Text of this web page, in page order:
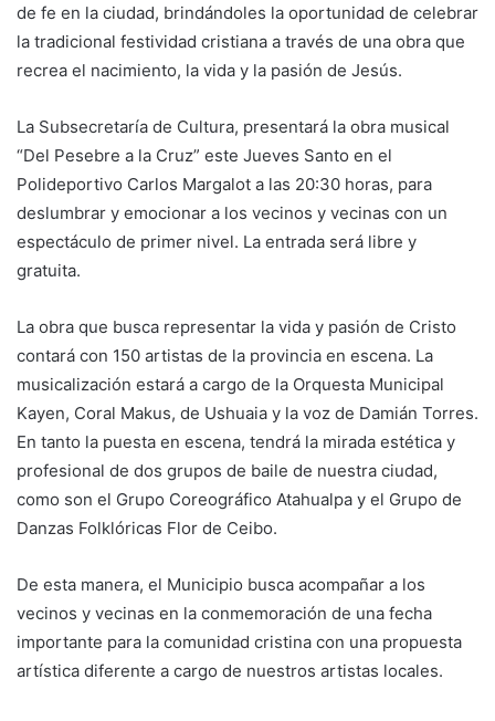
de fe en la ciudad, brindándoles la oportunidad de celebrar
la tradicional festividad cristiana a través de una obra que
recrea el nacimiento, la vida y la pasión de Jesús.
La Subsecretaría de Cultura, presentará la obra musical
“Del Pesebre a la Cruz” este Jueves Santo en el
Polideportivo Carlos Margalot a las 20:30 horas, para
deslumbrar y emocionar a los vecinos y vecinas con un
espectáculo de primer nivel. La entrada será libre y
gratuita.
La obra que busca representar la vida y pasión de Cristo
contará con 150 artistas de la provincia en escena. La
musicalización estará a cargo de la Orquesta Municipal
Kayen, Coral Makus, de Ushuaia y la voz de Damián Torres.
En tanto la puesta en escena, tendrá la mirada estética y
profesional de dos grupos de baile de nuestra ciudad,
como son el Grupo Coreográfico Atahualpa y el Grupo de
Danzas Folklóricas Flor de Ceibo.
De esta manera, el Municipio busca acompañar a los
vecinos y vecinas en la conmemoración de una fecha
importante para la comunidad cristina con una propuesta
artística diferente a cargo de nuestros artistas locales.